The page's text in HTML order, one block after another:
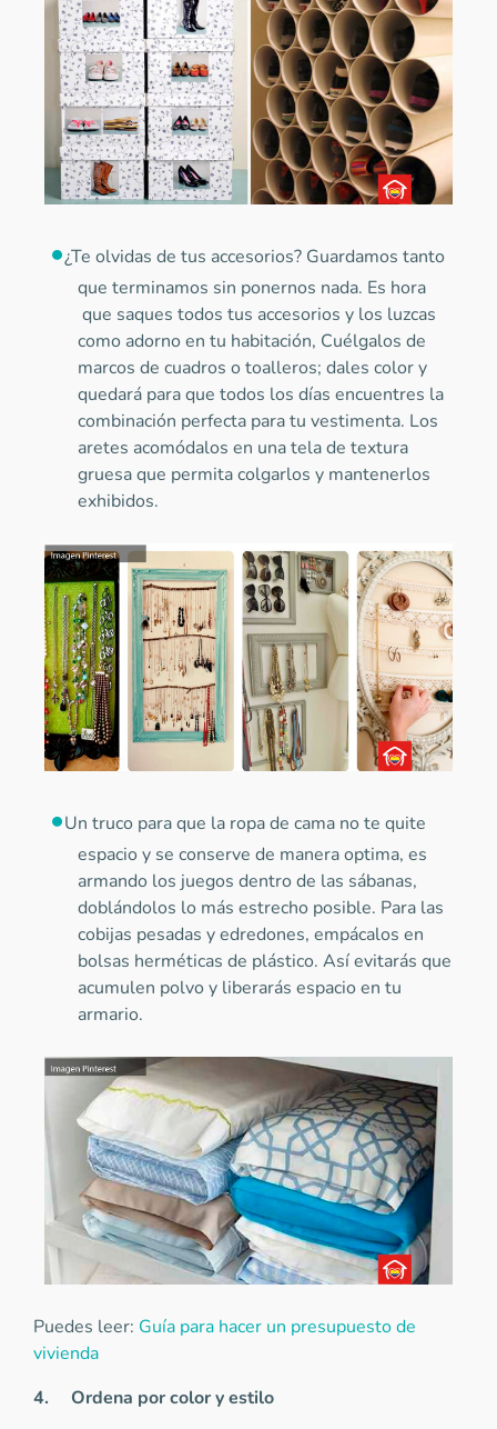
¿Te olvidas de tus accesorios? Guardamos tanto
que terminamos sin ponernos nada. Es hora
que saques todos tus accesorios y los luzcas
como adorno en tu habitación, Cuélgalos de
marcos de cuadros o toalleros; dales color y
quedará para que todos los días encuentres la
combinación perfecta para tu vestimenta. Los
aretes acomódalos en una tela de textura
gruesa que permita colgarlos y mantenerlos
exhibidos.
Un truco para que la ropa de cama no te quite
espacio y se conserve de manera optima, es
armando los juegos dentro de las sábanas,
doblándolos lo más estrecho posible. Para las
cobijas pesadas y edredones, empácalos en
bolsas herméticas de plástico. Así evitarás que
acumulen polvo y liberarás espacio en tu
armario.
Puedes leer: Guía para hacer un presupuesto de
vivienda
4. Ordena por color y estilo